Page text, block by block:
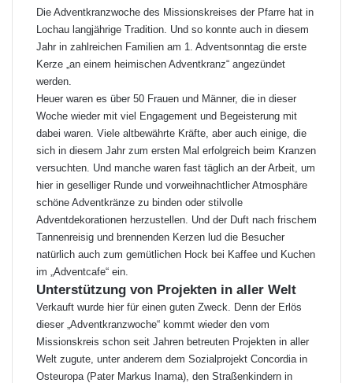
Die Adventkranzwoche des Missionskreises der Pfarre hat in
Lochau langjährige Tradition. Und so konnte auch in diesem
Jahr in zahlreichen Familien am 1. Adventsonntag die erste
Kerze „an einem heimischen Adventkranz“ angezündet
werden.
Heuer waren es über 50 Frauen und Männer, die in dieser
Woche wieder mit viel Engagement und Begeisterung mit
dabei waren. Viele altbewährte Kräfte, aber auch einige, die
sich in diesem Jahr zum ersten Mal erfolgreich beim Kranzen
versuchten. Und manche waren fast täglich an der Arbeit, um
hier in geselliger Runde und vorweihnachtlicher Atmosphäre
schöne Adventkränze zu binden oder stilvolle
Adventdekorationen herzustellen. Und der Duft nach frischem
Tannenreisig und brennenden Kerzen lud die Besucher
natürlich auch zum gemütlichen Hock bei Kaffee und Kuchen
im „Adventcafe“ ein.
Unterstützung von Projekten in aller Welt
Verkauft wurde hier für einen guten Zweck. Denn der Erlös
dieser „Adventkranzwoche“ kommt wieder den vom
Missionskreis schon seit Jahren betreuten Projekten in aller
Welt zugute, unter anderem dem Sozialprojekt Concordia in
Osteuropa (Pater Markus Inama), den Straßenkindern in